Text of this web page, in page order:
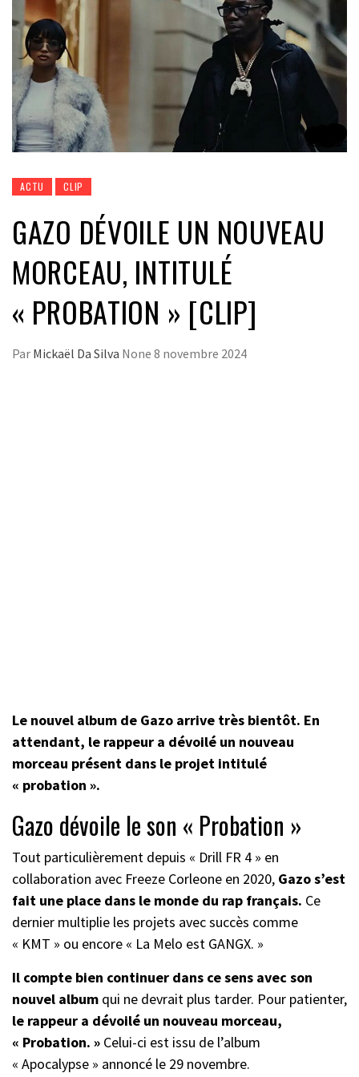
ACTU CLIP
GAZO DÉVOILE UN NOUVEAU
MORCEAU, INTITULÉ
« PROBATION » [CLIP]
Par Mickaël Da Silva None 8 novembre 2024
Le nouvel album de Gazo arrive très bientôt. En
attendant, le rappeur a dévoilé un nouveau
morceau présent dans le projet intitulé
« probation ».
Gazo dévoile le son « Probation »
Tout particulièrement depuis « Drill FR 4 » en
collaboration avec Freeze Corleone en 2020, Gazo s’est
fait une place dans le monde du rap français. Ce
dernier multiplie les projets avec succès comme
« KMT » ou encore « La Melo est GANGX. »
Il compte bien continuer dans ce sens avec son
nouvel album qui ne devrait plus tarder. Pour patienter,
le rappeur a dévoilé un nouveau morceau,
« Probation. » Celui-ci est issu de l’album
« Apocalypse » annoncé le 29 novembre.